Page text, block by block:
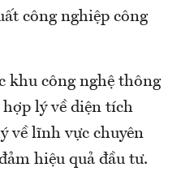
công nghiệp công
khu công nghệ thông
lý về diện tích
về lĩnh vực chuyên
hiệu quả đầu tư.